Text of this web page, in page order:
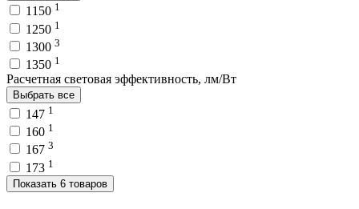
1150 1
1250 1
1300 3
1350 1
Расчетная световая эффективность, лм/Вт
Выбрать все
147 1
160 1
167 3
173 1
Показать 6 товаров